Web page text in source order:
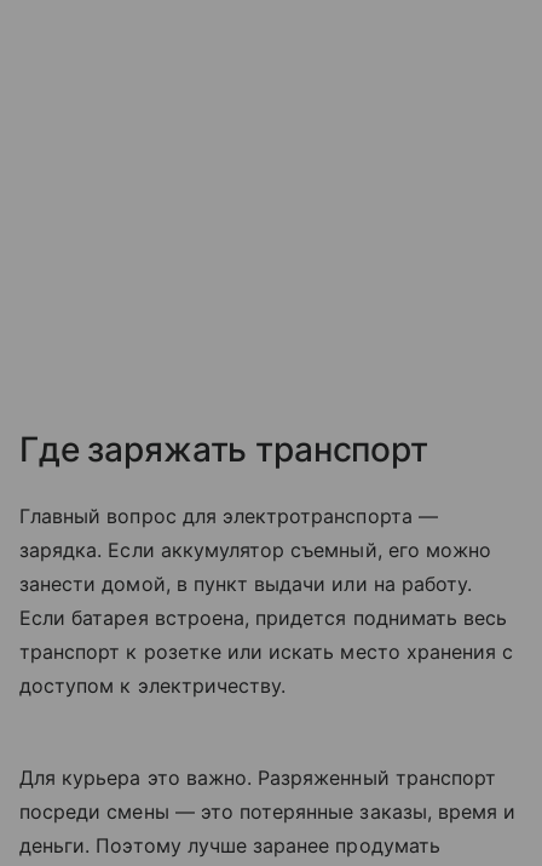
Где заряжать транспорт
Главный вопрос для электротранспорта —
зарядка. Если аккумулятор съемный, его можно
занести домой, в пункт выдачи или на работу.
Если батарея встроена, придется поднимать весь
транспорт к розетке или искать место хранения с
доступом к электричеству.
Для курьера это важно. Разряженный транспорт
посреди смены — это потерянные заказы, время и
деньги. Поэтому лучше заранее продумать